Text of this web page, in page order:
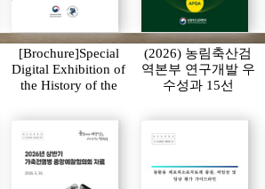
[Brochure]Special
Digital Exhibition of
the History of the
(2026) 농림축산검
역본부 연구개발 우
수성과 15선